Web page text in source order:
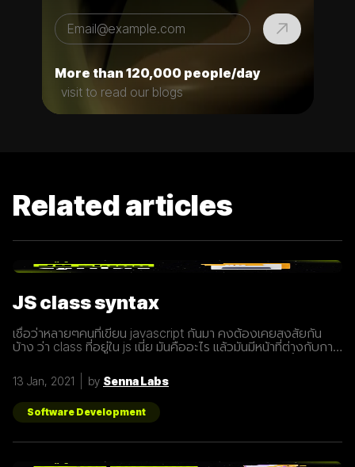
More than 120,000 people/day
visit to read our blogs
Related articles
JS class syntax
เชื่อว่าหลายๆคนที่เขียน javascript กันมา คงต้องเคยสงสัยกัน
บ้าง ว่า class ที่อยู่ใน js เนี่ย มันคืออะไร แล้วมันมีหน้าที่ต่างกับการ
กว่า class เปรียบเสมือนกับ blueprint หรือแบบพิมพ์เขียว ที่
สามารถนำไปสร้างเป็นสิ่งของ( object ) ตาม blueprint หรือแบบ
พิมพ์เขียว( class ) นั้นๆได้ โดยภายใน class
13 Jan, 2021 by Senna Labs
Software Development